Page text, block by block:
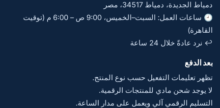
دمياط الجديدة، دمياط 34517، مصر
🕘 ساعات العمل: السبت–الخميس، 9:00 ص – 6:00 م (توقيت
القاهرة)
↩️ نرد عادةً خلال 24 ساعة
بعد الدفع
تظهر تعليمات التفعيل حسب نوع المنتج.
لا يوجد شحن مادي للمنتجات الرقمية.
التسليم الرقمي آلي ويعمل على مدار الساعة.